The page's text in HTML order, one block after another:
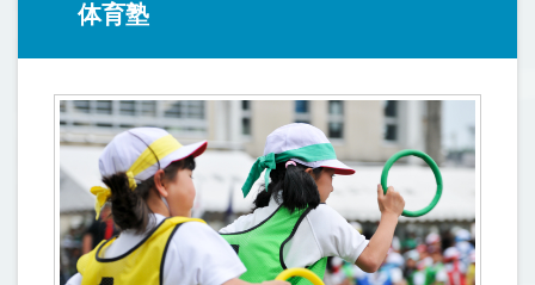
体育塾